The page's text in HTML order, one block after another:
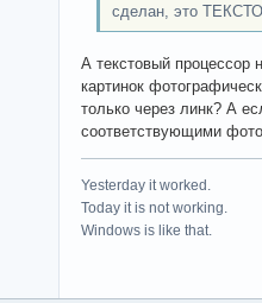
сделан, это
А текстовый процессор
картинок
только через линк? А
соответствующими
Yesterday it worked.
Today it is not working.
Windows is like that.